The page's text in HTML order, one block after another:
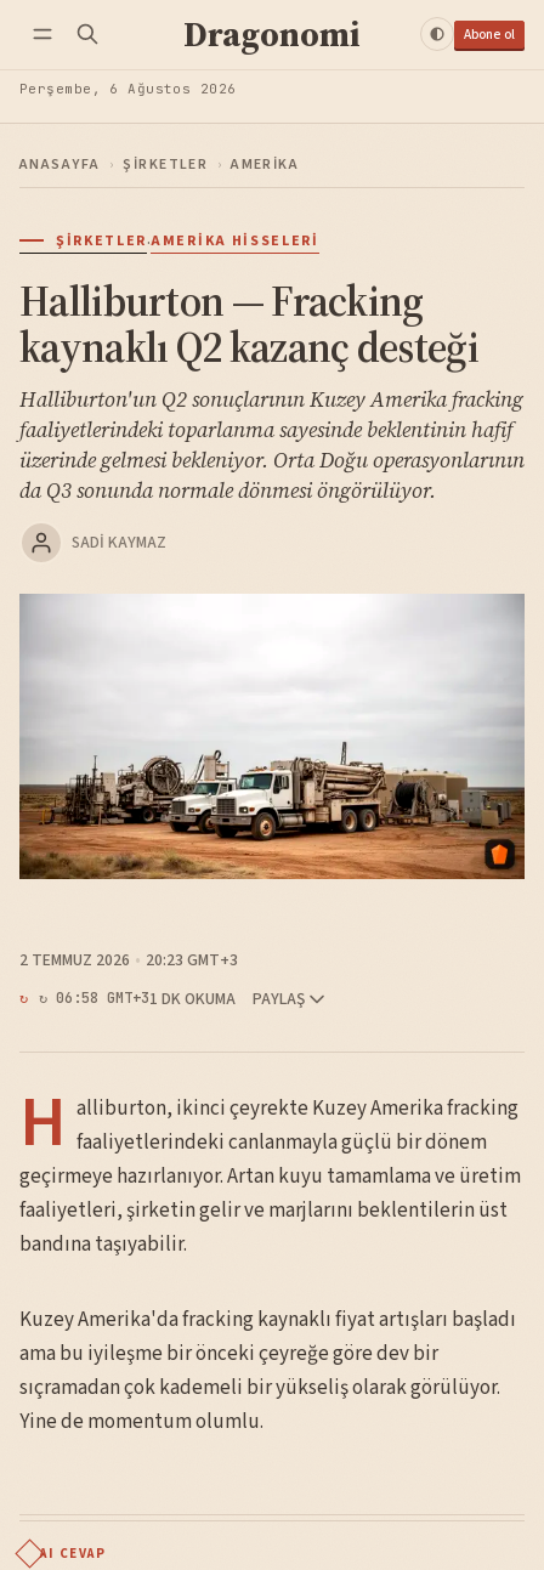
Dragonomi Abone ol
Perşembe, 6 Ağustos 2026
ANASAYFA › ŞIRKETLER › AMERIKA
ŞIRKETLER·AMERIKA HISSELERI
Halliburton — Fracking
kaynaklı Q2 kazanç desteği
Halliburton'un Q2 sonuçlarının Kuzey Amerika fracking
faaliyetlerindeki toparlanma sayesinde beklentinin hafif
üzerinde gelmesi bekleniyor. Orta Doğu operasyonlarının
da Q3 sonunda normale dönmesi öngörülüyor.
SADI KAYMAZ
2 TEMMUZ 2026 20:23 GMT+3
↻ 06:58 GMT+31 DK OKUMA PAYLAŞ
H alliburton, ikinci çeyrekte Kuzey Amerika fracking
faaliyetlerindeki canlanmayla güçlü bir dönem
geçirmeye hazırlanıyor. Artan kuyu tamamlama ve üretim
faaliyetleri, şirketin gelir ve marjlarını beklentilerin üst
bandına taşıyabilir.
Kuzey Amerika'da fracking kaynaklı fiyat artışları başladı
ama bu iyileşme bir önceki çeyreğe göre dev bir
sıçramadan çok kademeli bir yükseliş olarak görülüyor.
Yine de momentum olumlu.
AI CEVAP